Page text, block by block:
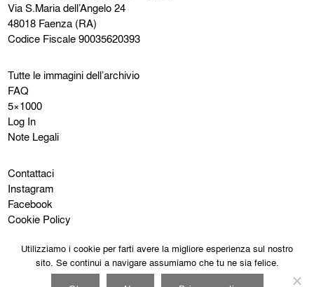
Via S.Maria dell’Angelo 24
48018 Faenza (RA)
Codice Fiscale 90035620393
Tutte le immagini dell’archivio
FAQ
5×1000
Log In
Note Legali
Contattaci
Instagram
Facebook
Cookie Policy
Utilizziamo i cookie per farti avere la migliore esperienza sul nostro
sito. Se continui a navigare assumiamo che tu ne sia felice.